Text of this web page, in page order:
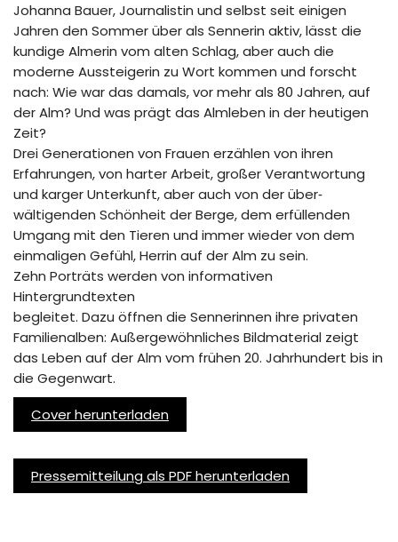
Johanna Bauer, Journalistin und selbst seit einigen
Jahren den Sommer über als Sennerin aktiv, lässt die
kundige Almerin vom alten Schlag, aber auch die
moderne Aussteigerin zu Wort kommen und forscht
nach: Wie war das damals, vor mehr als 80 Jahren, auf
der Alm? Und was prägt das Almleben in der heutigen
Zeit?
Drei Generationen von Frauen erzählen von ihren
Erfahrungen, von harter Arbeit, großer Verantwortung
und karger Unterkunft, aber auch von der über‑
wältigenden Schönheit der Berge, dem erfüllenden
Umgang mit den Tieren und immer wieder von dem
einmaligen Gefühl, Herrin auf der Alm zu sein.
Zehn Porträts werden von informativen
Hintergrundtexten
begleitet. Dazu öffnen die Sennerinnen ihre privaten
Familienalben: Außergewöhnliches Bildmaterial zeigt
das Leben auf der Alm vom frühen 20. Jahrhundert bis in
die Gegenwart.
Cover herunterladen
Pressemitteilung als PDF herunterladen